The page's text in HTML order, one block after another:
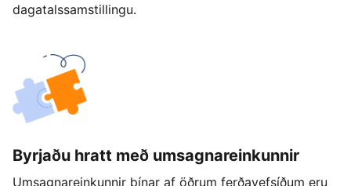
dagatalssamstillingu.
Byrjaðu hratt með umsagnareinkunnir
Umsagnareinkunnir þínar af öðrum ferðavefsíðum eru